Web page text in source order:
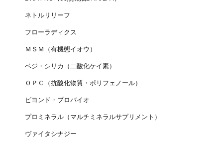
ネトルリリーフ
フローラディクス
ＭＳＭ（有機態イオウ）
ベジ・シリカ（二酸化ケイ素）
ＯＰＣ（抗酸化物質・ポリフェノール）
ビヨンド・プロバイオ
プロミネラル（マルチミネラルサプリメント）
ヴァイタシナジー